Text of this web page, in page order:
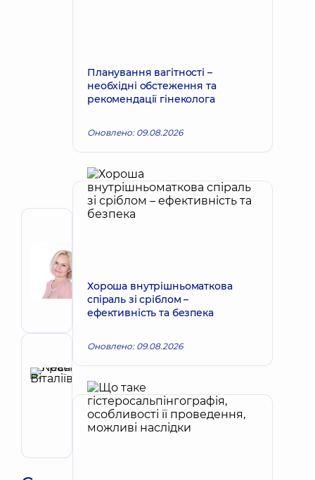
Вікторівна
Акушер-
гінеколог;
ультразвукової
діагностики
Леся
Віталіївна
Запис до лікаря
Планування вагітності –
необхідні обстеження та
рекомендації гінеколога
Оновлено: 09.08.2026
Хороша внутрішньоматкова
спіраль зі сріблом –
ефективність та безпека
Оновлено: 09.08.2026